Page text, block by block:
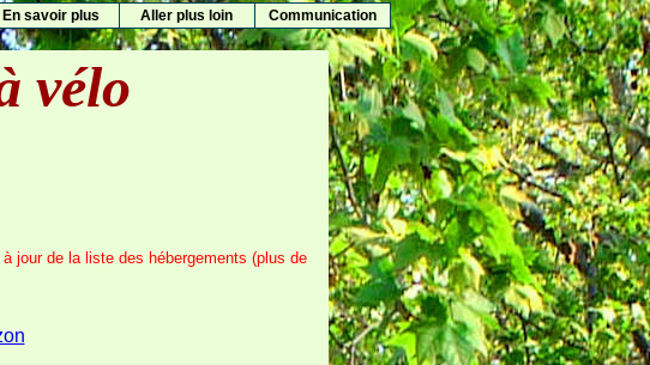
En savoir plus Aller plus loin Communication
vélo
jour de la liste des hébergements (plus de